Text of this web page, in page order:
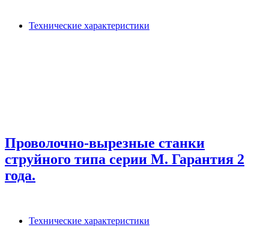
Технические характеристики
Проволочно-вырезные станки
струйного типа серии М. Гарантия 2
года.
Технические характеристики